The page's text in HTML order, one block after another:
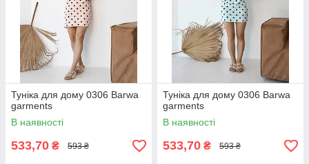
Туніка для дому 0306 Barwa
garments
В наявності
533,70 ₴ 593 ₴
Туніка для дому 0306 Barwa
garments
В наявності
533,70 ₴ 593 ₴